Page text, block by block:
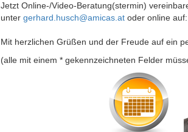
Jetzt Online-/Video-Beratung(stermin)
unter gerhard.husch@amicas.at oder online
Mit herzlichen Grüßen und der Freude auf ein
(alle mit einem * gekennzeichneten Felder